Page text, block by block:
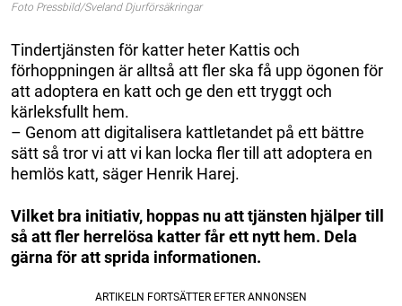
Foto Pressbild/Sveland Djurförsäkringar
Tindertjänsten för katter heter Kattis och
förhoppningen är alltså att fler ska få upp ögonen för
att adoptera en katt och ge den ett tryggt och
kärleksfullt hem.
– Genom att digitalisera kattletandet på ett bättre
sätt så tror vi att vi kan locka fler till att adoptera en
hemlös katt, säger Henrik Harej.
Vilket bra initiativ, hoppas nu att tjänsten hjälper till
så att fler herrelösa katter får ett nytt hem. Dela
gärna för att sprida informationen.